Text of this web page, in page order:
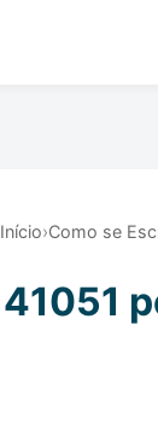
Início›Como se
41051